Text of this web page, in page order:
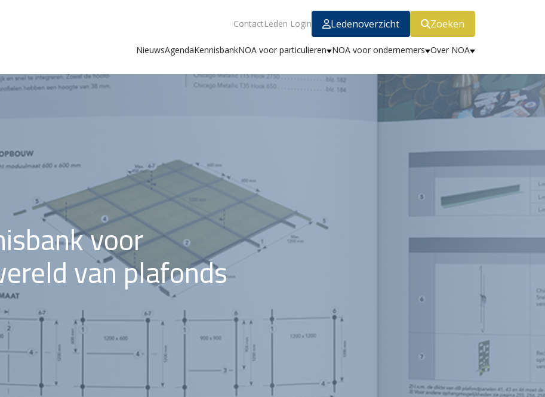
ContactLeden Login Ledenoverzicht Zoeken
NieuwsAgendaKennisbankNOA voor particulieren NOA voor ondernemers Over NOA
voor
van plafonds